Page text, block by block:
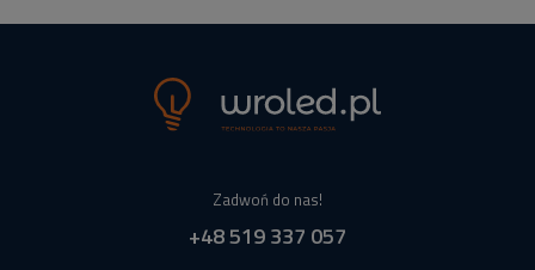
Zadwoń do nas!
+48 519 337 057